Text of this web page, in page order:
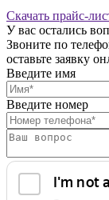
Скачать прайс-
У вас остались
Звоните по
оставьте заявку
Введите имя
Введите номер